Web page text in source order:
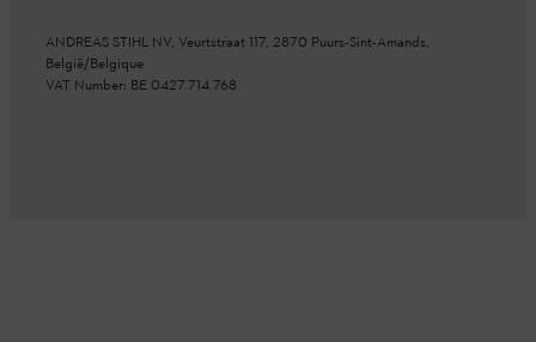
ANDREAS STIHL NV, Veurtstraat 117, 2870 Puurs-Sint-Amands,
België/Belgique
VAT Number: BE 0427.714.768